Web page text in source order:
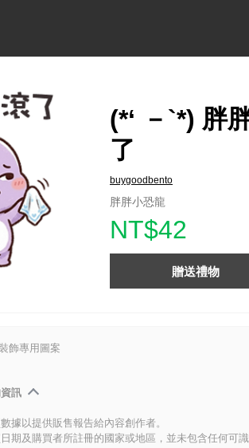
(*‘ －`*) 胖
了
buygoodbento
胖胖小恐龍
NT$42
贈送禮物
飾專用圖案
訊
據以提供販售報告給內容創作者。
期及購買者所註冊的國家或地區，並未包含任何可識